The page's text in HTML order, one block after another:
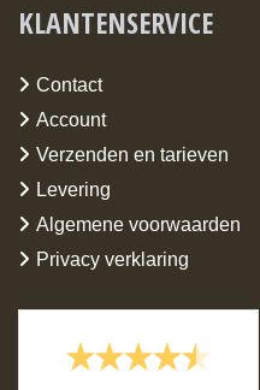
KLANTENSERVICE
Contact
Account
Verzenden en tarieven
Levering
Algemene voorwaarden
Privacy verklaring